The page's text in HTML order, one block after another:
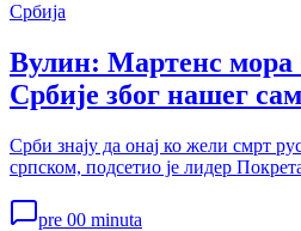
Србија
Вулин: Мартенс мора
Србије због нашег
Срби знају да онај ко жели смрт
српском, подсетио је лидер
pre 00 minuta